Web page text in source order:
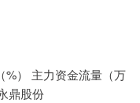
%） 主力资金流量（万
鼎股份